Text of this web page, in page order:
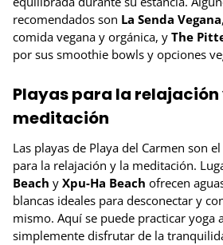
recomendados son La Senda Vegana
comida vegana y orgánica, y The
por sus smoothie bowls y opciones
Playas para la relajación
meditación
Las playas de Playa del Carmen son
para la relajación y la meditación.
Beach y Xpu-Ha Beach ofrecen
blancas ideales para desconectar y
mismo. Aquí se puede practicar yoga
simplemente disfrutar de la